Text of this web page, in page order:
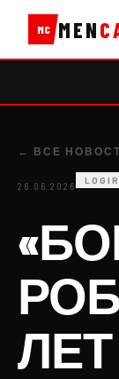
MC MEN
← ВСЕ
26.06.2026
ЛЕТ